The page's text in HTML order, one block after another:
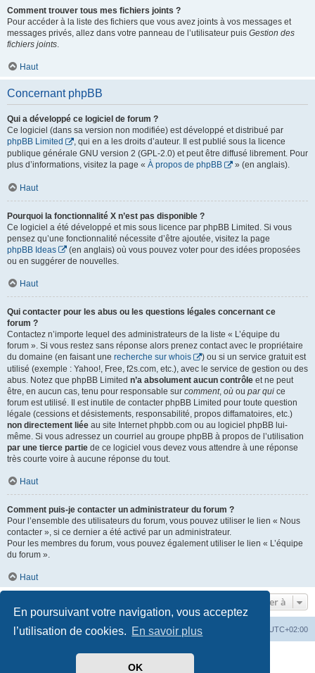
En poursuivant votre navigation, vous acceptez
l’utilisation de cookies. En savoir plus
OK
Comment trouver tous mes fichiers joints ?
Pour accéder à la liste des fichiers que vous avez joints à vos messages et
messages privés, allez dans votre panneau de l’utilisateur puis Gestion des
fichiers joints.
Haut
Concernant phpBB
Qui a développé ce logiciel de forum ?
Ce logiciel (dans sa version non modifiée) est développé et distribué par
phpBB Limited
, qui en a les droits d’auteur. Il est publié sous la licence
publique générale GNU version 2 (GPL-2.0) et peut être diffusé librement. Pour
plus d’informations, visitez la page « À propos de phpBB » (en anglais).
Haut
Pourquoi la fonctionnalité X n’est pas disponible ?
Ce logiciel a été développé et mis sous licence par phpBB Limited. Si vous
pensez qu’une fonctionnalité nécessite d’être ajoutée, visitez la page
phpBB Ideas
(en anglais) où vous pouvez voter pour des idées proposées
ou en suggérer de nouvelles.
Haut
Qui contacter pour les abus ou les questions légales concernant ce
forum ?
Contactez n’importe lequel des administrateurs de la liste « L’équipe du
forum ». Si vous restez sans réponse alors prenez contact avec le propriétaire
du domaine (en faisant une recherche sur whois
) ou si un service gratuit est
utilisé (exemple : Yahoo!, Free, f2s.com, etc.), avec le service de gestion ou des
abus. Notez que phpBB Limited n’a absolument aucun contrôle et ne peut
être, en aucun cas, tenu pour responsable sur comment, où ou par qui ce
forum est utilisé. Il est inutile de contacter phpBB Limited pour toute question
légale (cessions et désistements, responsabilité, propos diffamatoires, etc.)
non directement liée au site Internet phpbb.com ou au logiciel phpBB lui-
même. Si vous adressez un courriel au groupe phpBB à propos de l’utilisation
par une tierce partie de ce logiciel vous devez vous attendre à une réponse
très courte voire à aucune réponse du tout.
Haut
Comment puis-je contacter un administrateur du forum ?
Pour l’ensemble des utilisateurs du forum, vous pouvez utiliser le lien « Nous
contacter », si ce dernier a été activé par un administrateur.
Pour les membres du forum, vous pouvez également utiliser le lien « L’équipe
du forum ».
Haut
Aller à
Index du forum UTC+02:00
Développé parphpBB® Forum Software © phpBB Limited
Traduit par